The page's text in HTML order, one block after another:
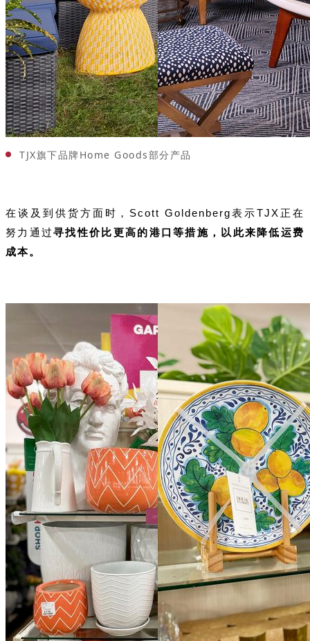
TJX旗下品牌Home Goods部分产品
在谈及到供货方面时，Scott Goldenberg表示TJX正在
努力通过寻找性价比更高的港口等措施，以此来降低运费
成本。